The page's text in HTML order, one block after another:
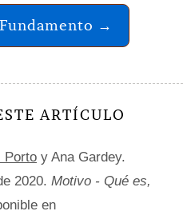
→
ARTÍCULO
Porto y Ana Gardey.
2020. Motivo - Qué es,
en